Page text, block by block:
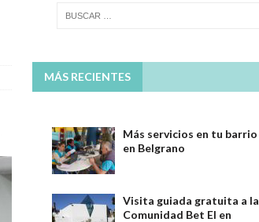
MÁS RECIENTES
Más servicios en tu barrio
en Belgrano
Visita guiada gratuita a la
Comunidad Bet El en